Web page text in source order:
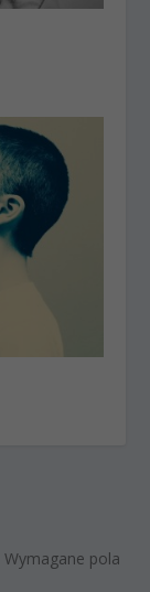
Wymagane pola